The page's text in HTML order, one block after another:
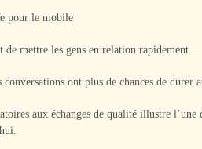
pour le mobile
de mettre les gens en relation rapidement.
ont plus de chances de durer
aux échanges de qualité illustre l’une